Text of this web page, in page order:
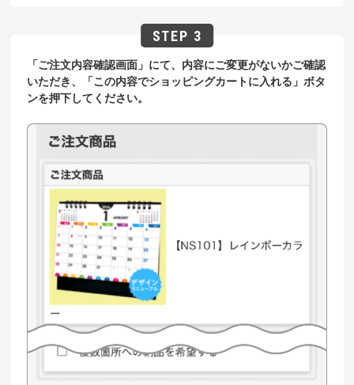
「ご注文内容確認画面」にて、内容にご変更がないかご確認
いただき、「この内容でショッピングカートに入れる」ボタ
ンを押下してください。